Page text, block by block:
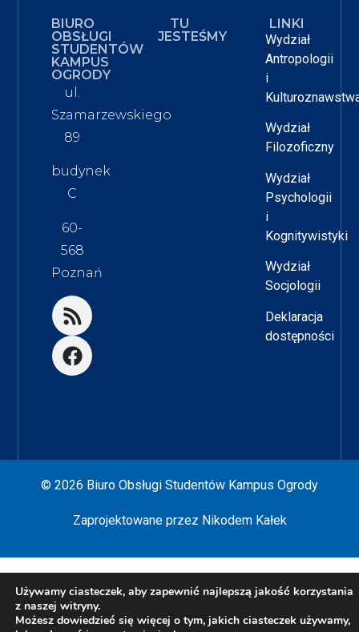
BIURO
OBSŁUGI
STUDENTÓW
KAMPUS
OGRODY
ul.
Szamarzewskiego
89
budynek
C
60-
568
Poznań
TU
JESTEŚMY
LINKI
Wydział
Antropologii
i
Wydział
Filozoficzny
Wydział
Psychologii
i
Kognitywistyki
Wydział
Socjologii
Deklaracja
dostępności
© 2026 Biuro Obsługi Studentów Kampus Ogrody
Zaprojektowane przez Nikodem Kałek
Używamy ciasteczek, aby zapewnić najlepszą jakość korzystania
z naszej witryny.
Możesz dowiedzieć się więcej o tym, jakich ciasteczek używamy,